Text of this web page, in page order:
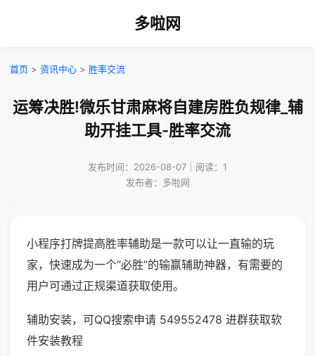
多啦网
首页 > 资讯中心 > 胜率交流
运筹决胜!微乐甘肃麻将自建房胜负规律_辅
助开挂工具-胜率交流
发布时间：2026-08-07｜阅读：1
发布者：多啦网
小程序打牌提高胜率辅助是一款可以让一直输的玩
家，快速成为一个“必胜”的输赢辅助神器，有需要的
用户可通过正规渠道获取使用。
辅助安装，可QQ搜索申请 549552478 进群获取软
件安装教程